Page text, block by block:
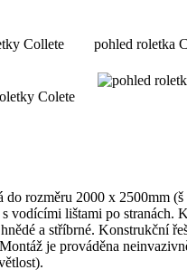
Collete
pohled roletka
do rozměru 2000 x 2500mm
vodícími lištami po stranách.
a stříbrné. Konstrukční
je prováděna